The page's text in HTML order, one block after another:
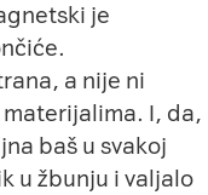
je
a nije ni
materijalima. I, da,
baš u svakoj
u žbunju i valjalo